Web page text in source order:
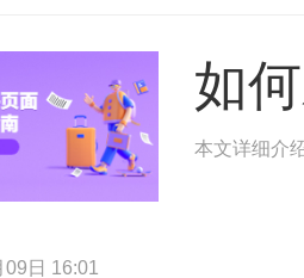
如
本文详细介
日 16:01